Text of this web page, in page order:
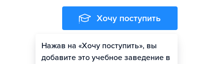
Хочу поступить
Нажав на «Хочу поступить», вы
добавите это учебное заведение в
Оценить шансы